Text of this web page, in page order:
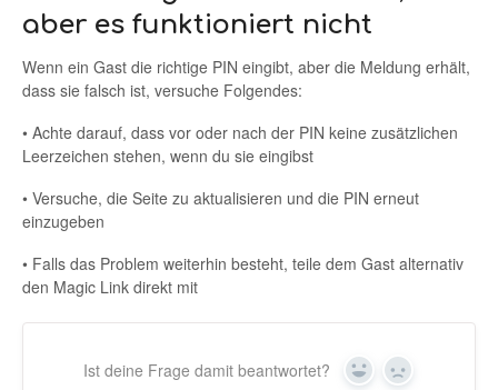
aber es funktioniert nicht
Wenn ein Gast die richtige PIN eingibt, aber die Meldung erhält,
dass sie falsch ist, versuche Folgendes:
• Achte darauf, dass vor oder nach der PIN keine zusätzlichen
Leerzeichen stehen, wenn du sie eingibst
• Versuche, die Seite zu aktualisieren und die PIN erneut
einzugeben
• Falls das Problem weiterhin besteht, teile dem Gast alternativ
den Magic Link direkt mit
Ist deine Frage damit beantwortet? Ja Nein